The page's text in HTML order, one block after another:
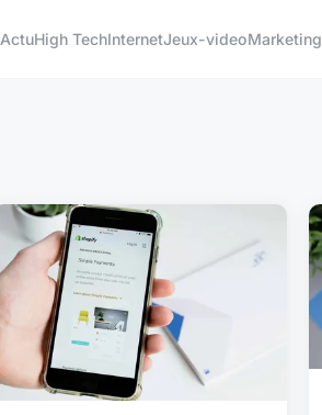
ActuHigh TechInternetJeux-videoMarketing